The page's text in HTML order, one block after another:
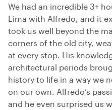
We had an incredible 3+
Lima with Alfredo, and it
took us well beyond the
corners of the old city,
at every stop. His
architectural periods
history to life in a way we
on our own. Alfredo’s
and he even surprised us